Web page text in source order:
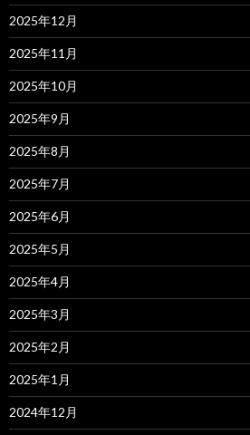
2025年12月
2025年11月
2025年10月
2025年9月
2025年8月
2025年7月
2025年6月
2025年5月
2025年4月
2025年3月
2025年2月
2025年1月
2024年12月